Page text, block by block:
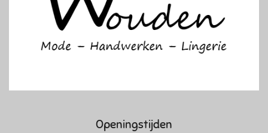
m
Openingstijden